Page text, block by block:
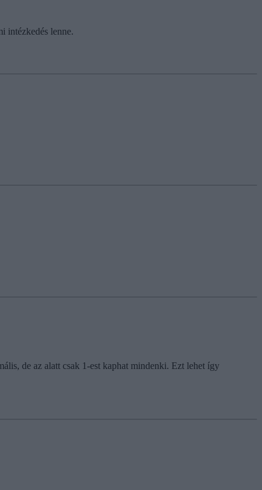
intézkedés lenne.
de az alatt csak 1-est kaphat mindenki. Ezt lehet így